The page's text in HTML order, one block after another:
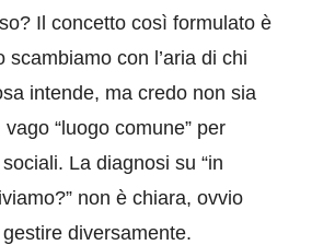
Il concetto così formulato è
scambiamo con l’aria di chi
intende, ma credo non sia
“luogo comune” per
La diagnosi su “in
non è chiara, ovvio
diversamente.